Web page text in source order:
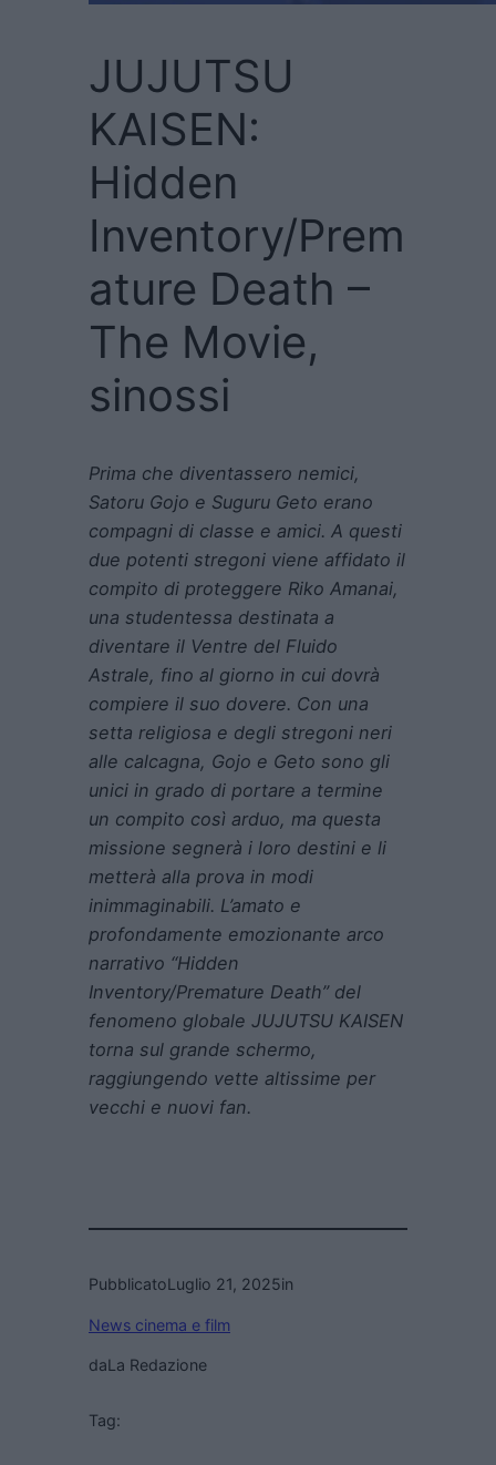
JUJUTSU
KAISEN:
Hidden
Inventory/Prem
ature Death –
The Movie,
sinossi
Prima che diventassero nemici,
Satoru Gojo e Suguru Geto erano
compagni di classe e amici. A questi
due potenti stregoni viene affidato il
compito di proteggere Riko Amanai,
una studentessa destinata a
diventare il Ventre del Fluido
Astrale, fino al giorno in cui dovrà
compiere il suo dovere. Con una
setta religiosa e degli stregoni neri
alle calcagna, Gojo e Geto sono gli
unici in grado di portare a termine
un compito così arduo, ma questa
missione segnerà i loro destini e li
metterà alla prova in modi
inimmaginabili. L’amato e
profondamente emozionante arco
narrativo “Hidden
Inventory/Premature Death” del
fenomeno globale JUJUTSU KAISEN
torna sul grande schermo,
raggiungendo vette altissime per
vecchi e nuovi fan.
PubblicatoLuglio 21, 2025in
News cinema e film
daLa Redazione
Tag: